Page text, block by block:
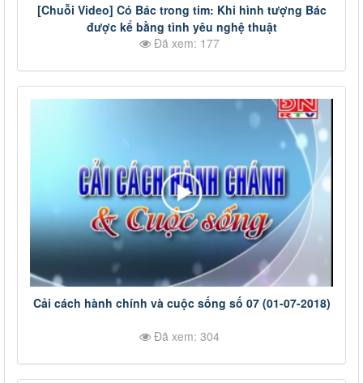
[Chuỗi Video] Có Bác trong tim: Khi hình tượng Bác
được kể bằng tình yêu nghệ thuật
Đã xem: 177
Cải cách hành chính và cuộc sống số 07 (01-07-2018)
Đã xem: 304